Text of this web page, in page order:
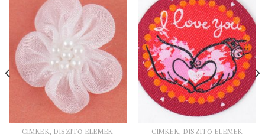
CIMKÉK, DÍSZÍTŐ ELEMEK CIMKÉK, DÍSZÍTŐ ELEMEK